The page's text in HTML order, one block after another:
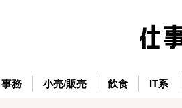
事務 小売/販売 飲食 IT系